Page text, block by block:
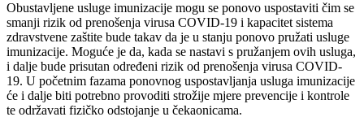
Obustavljene usluge imunizacije mogu se ponovo uspostaviti čim se
smanji rizik od prenošenja virusa COVID-19 i kapacitet sistema
zdravstvene zaštite bude takav da je u stanju ponovo pružati usluge
imunizacije. Moguće je da, kada se nastavi s pružanjem ovih usluga,
i dalje bude prisutan određeni rizik od prenošenja virusa COVID-
19. U početnim fazama ponovnog uspostavljanja usluga imunizacije
će i dalje biti potrebno provoditi strožije mjere prevencije i kontrole
te održavati fizičko odstojanje u čekaonicama.